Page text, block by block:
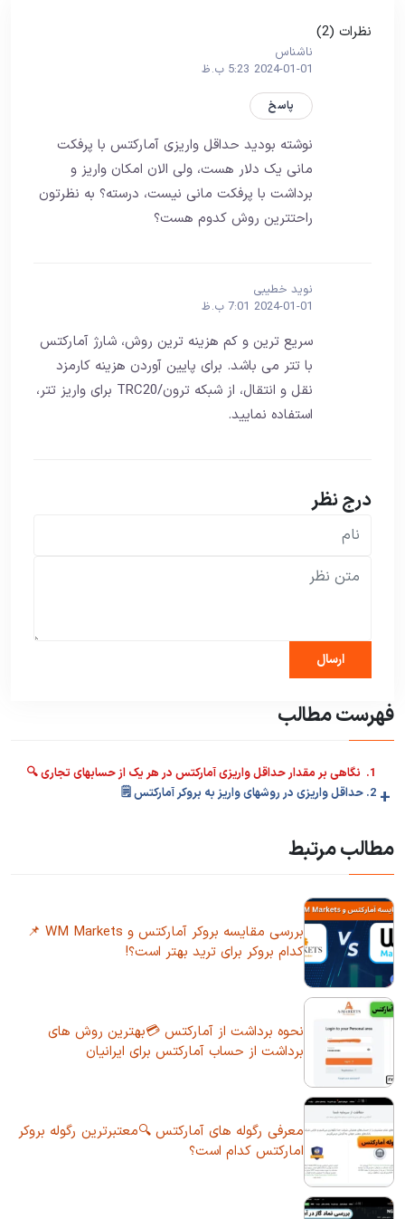
نظرات (2)
ناشناس
2024-01-01 5:23 ب.ظ
پاسخ
نوشته بودید حداقل واریزی آمارکتس با پرفکت
مانی یک دلار هست، ولی الان امکان واریز و
برداشت با پرفکت مانی نیست، درسته؟ به نظرتون
راحتترین روش کدوم هست؟
نوید خطیبی
2024-01-01 7:01 ب.ظ
سریع ترین و کم هزینه ترین روش، شارژ آمارکتس
با تتر می باشد. برای پایین آوردن هزینه کارمزد
نقل و انتقال، از شبکه ترون/TRC20 برای واریز تتر،
استفاده نمایید.
درج نظر
فهرست مطالب
1. نگاهی بر مقدار حداقل واریزی آمارکتس در هر یک از حسابهای تجاری 🔍
2. حداقل واریزی در روشهای واریز به بروکر آمارکتس 🗒️ +
مطالب مرتبط
بررسی مقایسه بروکر آمارکتس و WM Markets 📌
کدام بروکر برای ترید بهتر است؟!
نحوه برداشت از آمارکتس 💳بهترین روش های
برداشت از حساب آمارکتس برای ایرانیان
معرفی رگوله های آمارکتس 🔍معتبرترین رگوله بروکر
امارکتس کدام است؟